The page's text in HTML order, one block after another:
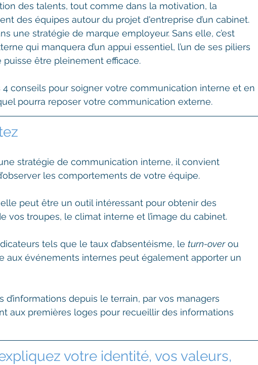
des talents, tout comme dans la motivation, la
des équipes autour du projet d'entreprise d’un cabinet.
une stratégie de marque employeur. Sans elle, c’est
qui manquera d’un appui essentiel, l’un de ses piliers
puisse être pleinement efficace.
conseils pour soigner votre communication interne et en
pourra reposer votre communication externe.
stratégie de communication interne, il convient
les comportements de votre équipe.
peut être un outil intéressant pour obtenir des
vos troupes, le climat interne et l’image du cabinet.
tels que le taux d’absentéisme, le turn-over ou
aux événements internes peut également apporter un
depuis le terrain, par vos managers
aux premières loges pour recueillir des informations
votre identité, vos valeurs,